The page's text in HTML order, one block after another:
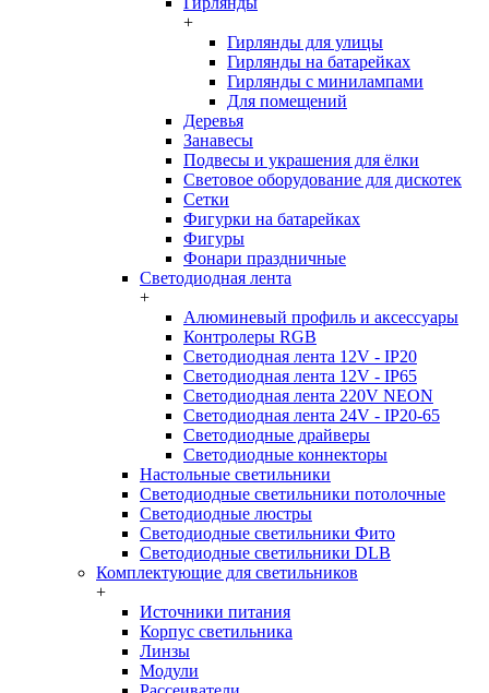
+
Гирлянды для улицы
Гирлянды на батарейках
Гирлянды с минилампами
Для помещений
Деревья
Занавесы
Подвесы и украшения для ёлки
Световое оборудование для дискотек
Сетки
Фигурки на батарейках
Фигуры
Фонари праздничные
Светодиодная лента
+
Алюминевый профиль и аксессуары
Контролеры RGB
Светодиодная лента 12V - IP20
Светодиодная лента 12V - IP65
Светодиодная лента 220V NEON
Светодиодная лента 24V - IP20-65
Светодиодные драйверы
Светодиодные коннекторы
Настольные светильники
Светодиодные светильники потолочные
Светодиодные люстры
Светодиодные светильники Фито
Светодиодные светильники DLB
Комплектующие для светильников
+
Источники питания
Корпус светильника
Линзы
Модули